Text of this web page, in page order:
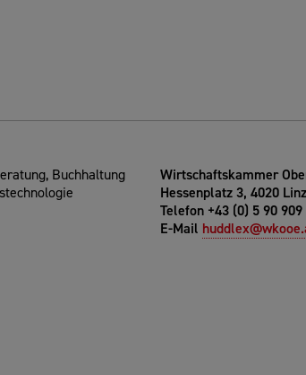
Buchhaltung
Wirtschaftskammer
Hessenplatz 3, 4020 Linz
Telefon +43 (0) 5 90 909
E-Mail